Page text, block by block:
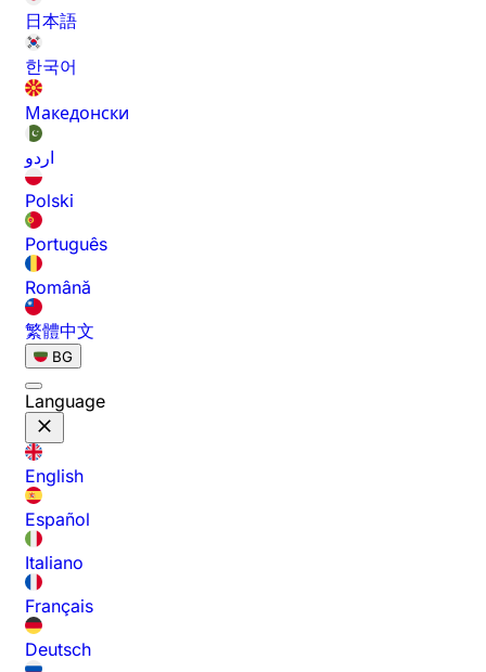
日本語
한국어
Македонски
اردو
Polski
Português
Română
繁體中文
BG
Language
English
Español
Italiano
Français
Deutsch